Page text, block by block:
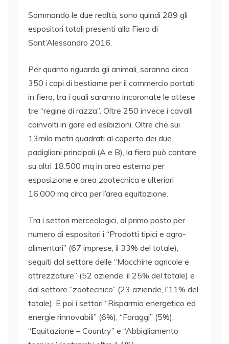
Sommando le due realtà, sono quindi 289 gli
espositori totali presenti alla Fiera di
Sant’Alessandro 2016.
Per quanto riguarda gli animali, saranno circa
350 i capi di bestiame per il commercio portati
in fiera, tra i quali saranno incoronate le attese
tre “regine di razza”. Oltre 250 invece i cavalli
coinvolti in gare ed esibizioni. Oltre che sui
13mila metri quadrati al coperto dei due
padiglioni principali (A e B), la fiera può contare
su altri 18.500 mq in area esterna per
esposizione e area zootecnica e ulteriori
16.000 mq circa per l’area equitazione.
Tra i settori merceologici, al primo posto per
numero di espositori i “Prodotti tipici e agro-
alimentari” (67 imprese, il 33% del totale),
seguiti dal settore delle “Macchine agricole e
attrezzature” (52 aziende, il 25% del totale) e
dal settore “zootecnico” (23 aziende, l’11% del
totale). E poi i settori “Risparmio energetico ed
energie rinnovabili” (6%), “Foraggi” (5%),
“Equitazione – Country” e “Abbigliamento